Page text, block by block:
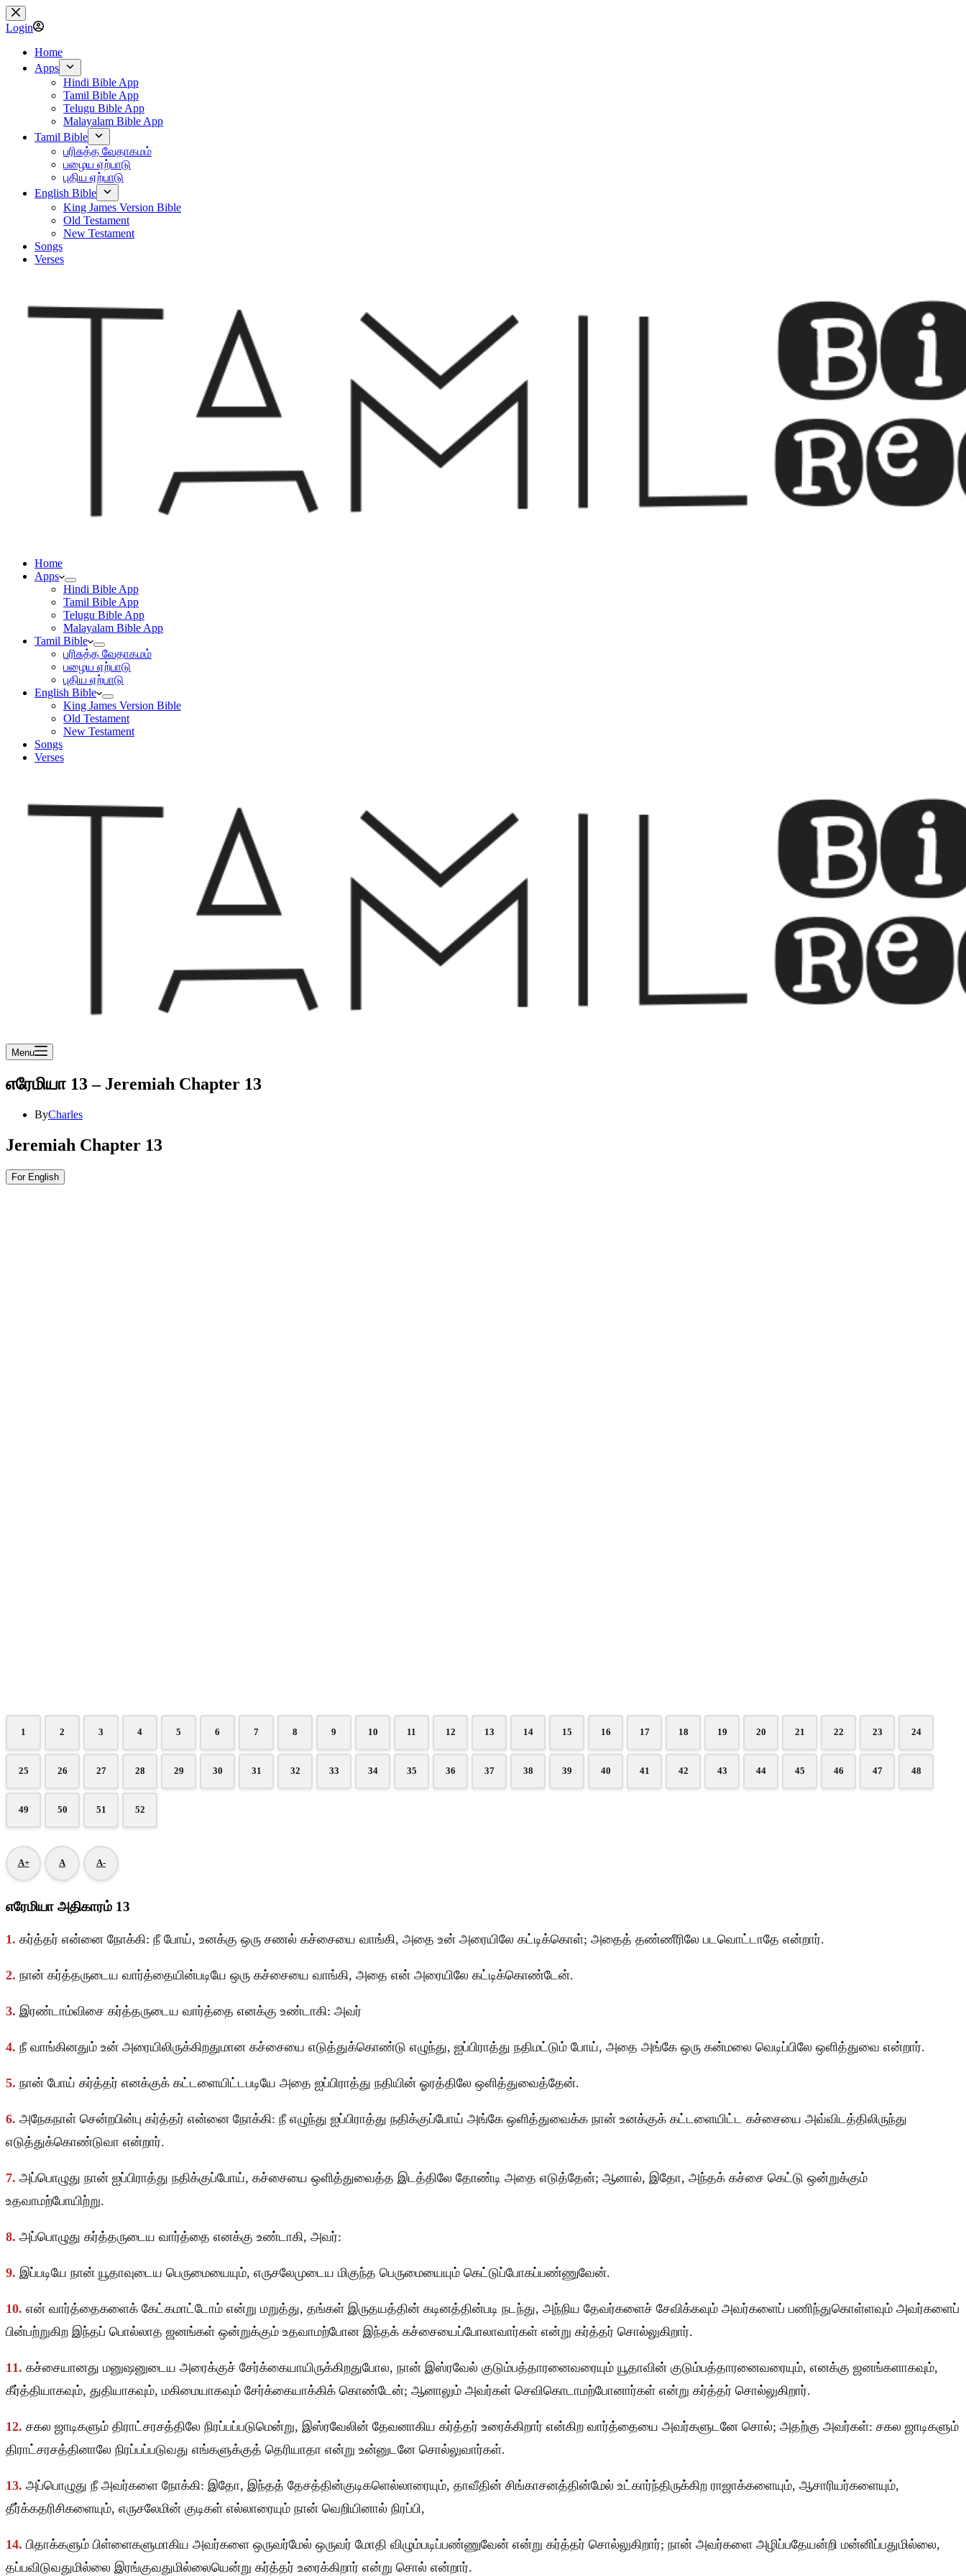
Skip
to
content
Login
Home
Apps
Hindi Bible App
Tamil Bible App
Telugu Bible App
Malayalam Bible App
Tamil Bible
பரிசுத்த வேதாகமம்
பழைய ஏற்பாடு
புதிய ஏற்பாடு
English Bible
King James Version Bible
Old Testament
New Testament
Songs
Verses
Home
Apps
Hindi Bible App
Tamil Bible App
Telugu Bible App
Malayalam Bible App
Tamil Bible
பரிசுத்த வேதாகமம்
பழைய ஏற்பாடு
புதிய ஏற்பாடு
English Bible
King James Version Bible
Old Testament
New Testament
Songs
Verses
Menu
எரேமியா 13 – Jeremiah Chapter 13
ByCharles
Jeremiah Chapter 13
For English
1 2 3 4 5 6 7 8 9 10 11 12 13 14 15 16 17 18 19 20 21 22 23 24
25 26 27 28 29 30 31 32 33 34 35 36 37 38 39 40 41 42 43 44 45 46 47 48
49 50 51 52
A+ A A-
எரேமியா அதிகாரம் 13
1. கர்த்தர் என்னை நோக்கி: நீ போய், உனக்கு ஒரு சணல் கச்சையை வாங்கி, அதை உன் அரையிலே கட்டிக்கொள்; அதைத் தண்ணீரிலே படவொட்டாதே என்றார்.
2. நான் கர்த்தருடைய வார்த்தையின்படியே ஒரு கச்சையை வாங்கி, அதை என் அரையிலே கட்டிக்கொண்டேன்.
3. இரண்டாம்விசை கர்த்தருடைய வார்த்தை எனக்கு உண்டாகி: அவர்
4. நீ வாங்கினதும் உன் அரையிலிருக்கிறதுமான கச்சையை எடுத்துக்கொண்டு எழுந்து, ஐப்பிராத்து நதிமட்டும் போய், அதை அங்கே ஒரு கன்மலை வெடிப்பிலே ஒளித்துவை என்றார்.
5. நான் போய் கர்த்தர் எனக்குக் கட்டளையிட்டபடியே அதை ஐப்பிராத்து நதியின் ஓரத்திலே ஒளித்துவைத்தேன்.
6. அநேகநாள் சென்றபின்பு கர்த்தர் என்னை நோக்கி: நீ எழுந்து ஐப்பிராத்து நதிக்குப்போய் அங்கே ஒளித்துவைக்க நான் உனக்குக் கட்டளையிட்ட கச்சையை அவ்விடத்திலிருந்து
எடுத்துக்கொண்டுவா என்றார்.
7. அப்பொழுது நான் ஐப்பிராத்து நதிக்குப்போய், கச்சையை ஒளித்துவைத்த இடத்திலே தோண்டி அதை எடுத்தேன்; ஆனால், இதோ, அந்தக் கச்சை கெட்டு ஒன்றுக்கும்
உதவாமற்போயிற்று.
8. அப்பொழுது கர்த்தருடைய வார்த்தை எனக்கு உண்டாகி, அவர்:
9. இப்படியே நான் யூதாவுடைய பெருமையையும், எருசலேமுடைய மிகுந்த பெருமையையும் கெட்டுப்போகப்பண்ணுவேன்.
10. என் வார்த்தைகளைக் கேட்கமாட்டோம் என்று மறுத்து, தங்கள் இருதயத்தின் கடினத்தின்படி நடந்து, அந்நிய தேவர்களைச் சேவிக்கவும் அவர்களைப் பணிந்துகொள்ளவும் அவர்களைப்
பின்பற்றுகிற இந்தப் பொல்லாத ஜனங்கள் ஒன்றுக்கும் உதவாமற்போன இந்தக் கச்சையைப்போலாவார்கள் என்று கர்த்தர் சொல்லுகிறார்.
11. கச்சையானது மனுஷனுடைய அரைக்குச் சேர்க்கையாயிருக்கிறதுபோல, நான் இஸ்ரவேல் குடும்பத்தாரனைவரையும் யூதாவின் குடும்பத்தாரனைவரையும், எனக்கு ஜனங்களாகவும்,
கீர்த்தியாகவும், துதியாகவும், மகிமையாகவும் சேர்க்கையாக்கிக் கொண்டேன்; ஆனாலும் அவர்கள் செவிகொடாமற்போனார்கள் என்று கர்த்தர் சொல்லுகிறார்.
12. சகல ஜாடிகளும் திராட்சரசத்திலே நிரப்பப்படுமென்று, இஸ்ரவேலின் தேவனாகிய கர்த்தர் உரைக்கிறார் என்கிற வார்த்தையை அவர்களுடனே சொல்; அதற்கு அவர்கள்: சகல ஜாடிகளும்
திராட்சரசத்தினாலே நிரப்பப்படுவது எங்களுக்குத் தெரியாதா என்று உன்னுடனே சொல்லுவார்கள்.
13. அப்பொழுது நீ அவர்களை நோக்கி: இதோ, இந்தத் தேசத்தின்குடிகளெல்லாரையும், தாவீதின் சிங்காசனத்தின்மேல் உட்கார்ந்திருக்கிற ராஜாக்களையும், ஆசாரியர்களையும்,
தீர்க்கதரிசிகளையும், எருசலேமின் குடிகள் எல்லாரையும் நான் வெறியினால் நிரப்பி,
14. பிதாக்களும் பிள்ளைகளுமாகிய அவர்களை ஒருவர்மேல் ஒருவர் மோதி விழும்படிப்பண்ணுவேன் என்று கர்த்தர் சொல்லுகிறார்; நான் அவர்களை அழிப்பதேயன்றி மன்னிப்பதுமில்லை,
தப்பவிடுவதுமில்லை இரங்குவதுமில்லையென்று கர்த்தர் உரைக்கிறார் என்று சொல் என்றார்.